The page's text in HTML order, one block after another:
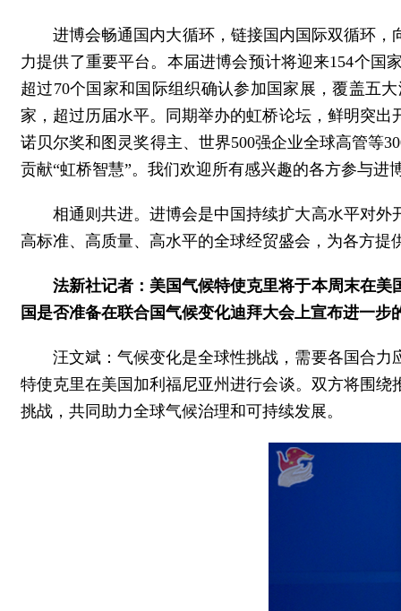
进博会畅通国内大循环，链接国内国际双循环
力提供了重要平台。本届进博会预计将迎来154个国
超过70个国家和国际组织确认参加国家展，覆盖五
家，超过历届水平。同期举办的虹桥论坛，鲜明突
诺贝尔奖和图灵奖得主、世界500强企业全球高管等
贡献“虹桥智慧”。我们欢迎所有感兴趣的各方参与进
相通则共进。进博会是中国持续扩大高水平对
高标准、高质量、高水平的全球经贸盛会，为各方
法新社记者：美国气候特使克里将于本周末在
国是否准备在联合国气候变化迪拜大会上宣布进一步
汪文斌：气候变化是全球性挑战，需要各国合
特使克里在美国加利福尼亚州进行会谈。双方将围
挑战，共同助力全球气候治理和可持续发展。